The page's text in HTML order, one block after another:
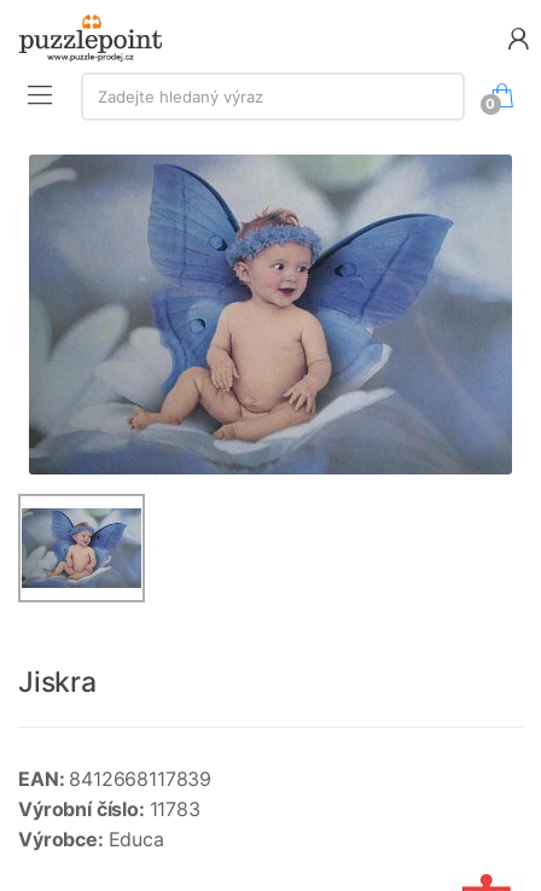
Vyhledávání:
Zadejte hledaný výraz
0
Jiskra
EAN: 8412668117839
Výrobní číslo: 11783
Výrobce: Educa